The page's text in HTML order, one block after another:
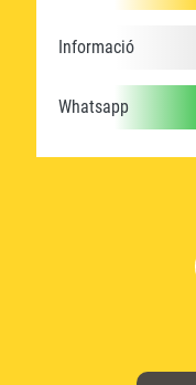
Informació
Whatsapp